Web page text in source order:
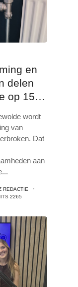
en
delen
op 15
wordt
van
Dat
aan
...
REDACTIE
2265